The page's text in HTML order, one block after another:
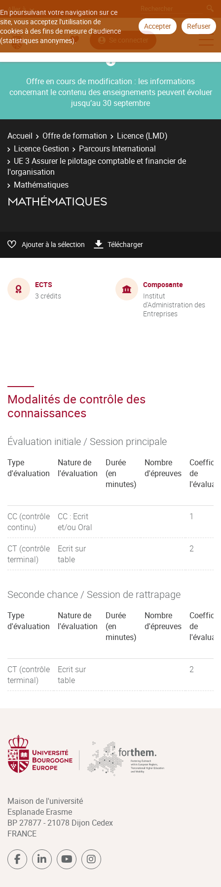
En poursuivant votre navigation sur ce
site, vous acceptez l'utilisation de
cookies à des fins de mesure d'audience
(statistiques anonymes).
Accepter Refuser
Aller à
Se connecter
Offre en cours de modification : les informations
concernant le contenu des enseignements peuvent évoluer
jusqu’au 30 septembre
Accueil Offre de formation
Licence (LMD)
Licence Gestion
Parcours International
UE 3 Assurer le pilotage comptable et financier de
l'organisation
Mathématiques
MATHÉMATIQUES
Ajouter à la sélection Télécharger
ECTS
3 crédits
Composante
Institut
d'Administration des
Entreprises
Modalités de contrôle des
connaissances
Évaluation initiale / Session principale
Type
d'évaluation
Nature de
l'évaluation
Durée
(en
minutes)
Nombre
d'épreuves
de
CC (contrôle
continu)
CC : Ecrit
et/ou Oral
1
CT (contrôle
terminal)
Ecrit sur
table
2
Seconde chance / Session de rattrapage
Type
d'évaluation
Nature de
l'évaluation
Durée
(en
minutes)
Nombre
d'épreuves
de
CT (contrôle
terminal)
Ecrit sur
table
2
Maison de l'université
Esplanade Erasme
BP 27877 - 21078 Dijon Cedex
FRANCE